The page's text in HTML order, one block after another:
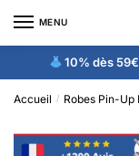
MENU
10% dès
Accueil / Robes Pin-Up